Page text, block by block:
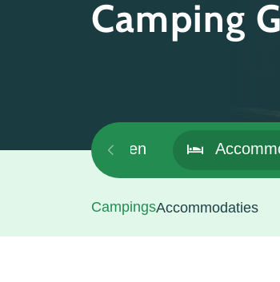
Camping
Algemeen
CampingsAccommodaties